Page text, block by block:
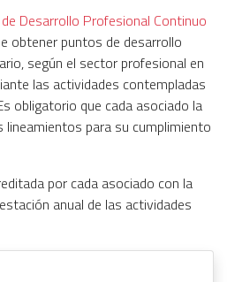
Desarrollo Profesional Continuo
obtener puntos de desarrollo
según el sector profesional en
las actividades contempladas
obligatorio que cada asociado la
lineamientos para su cumplimiento
por cada asociado con la
anual de las actividades